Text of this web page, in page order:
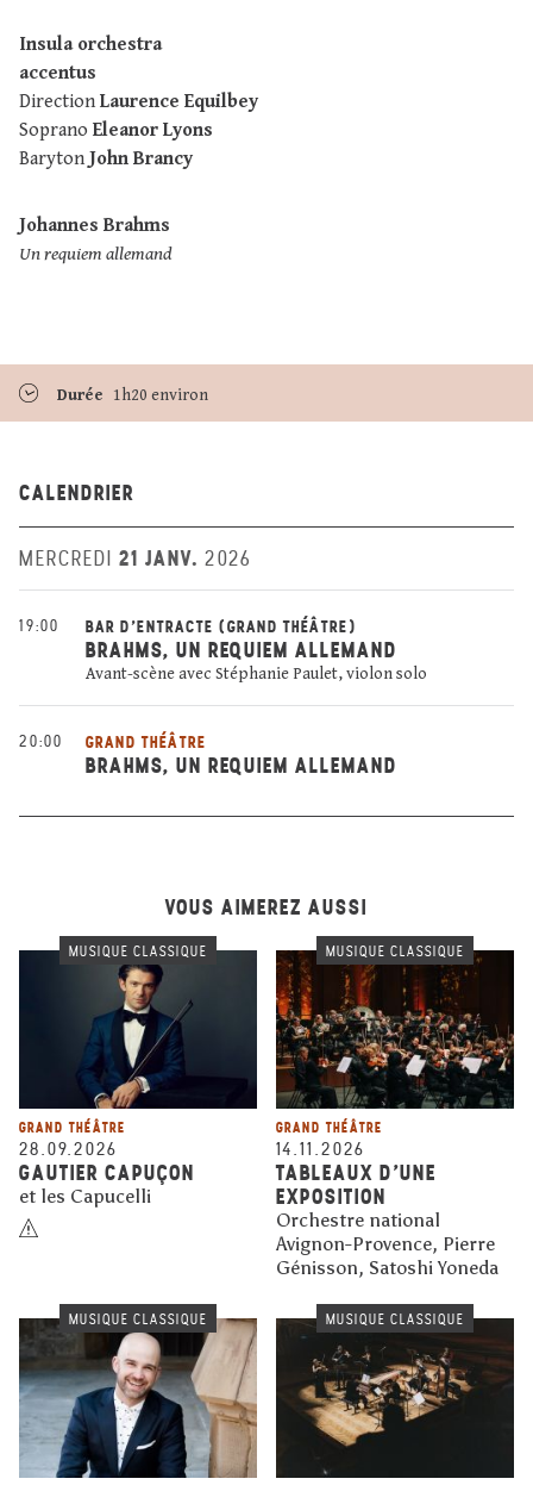
Insula orchestra
accentus
Direction Laurence Equilbey
Soprano Eleanor Lyons
BarytonJohn Brancy
Johannes Brahms
Un requiem allemand
Durée 1h20 environ
CALENDRIER
MERCREDI 21 JANV. 2026
19:00 BAR D'ENTRACTE (GRAND THÉÂTRE)
BRAHMS, UN REQUIEM ALLEMAND
Avant-scène avec Stéphanie Paulet, violon solo
20:00 GRAND THÉÂTRE
BRAHMS, UN REQUIEM ALLEMAND
VOUS AIMEREZ AUSSI
MUSIQUE CLASSIQUE
GRAND THÉÂTRE
28.09.2026
GAUTIER CAPUÇON
et les Capucelli
MUSIQUE CLASSIQUE
GRAND THÉÂTRE
14.11.2026
TABLEAUX D'UNE
EXPOSITION
Orchestre national
Avignon-Provence, Pierre
Génisson, Satoshi Yoneda
MUSIQUE CLASSIQUE MUSIQUE CLASSIQUE